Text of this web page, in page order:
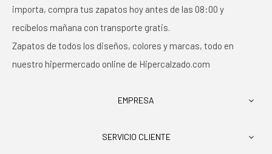
importa, compra tus zapatos hoy antes de las 08:00 y
recíbelos mañana con transporte gratis.
Zapatos de todos los diseños, colores y marcas, todo en
nuestro hipermercado online de Hipercalzado.com
EMPRESA 
SERVICIO CLIENTE 